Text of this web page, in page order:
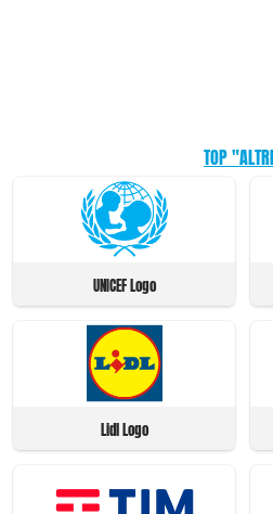
TOP
UNICEF Logo
Lidl Logo